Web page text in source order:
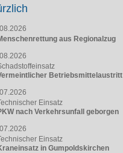
aus Regionalzug
Betriebsmittelaustritt
Einsatz
nach Verkehrsunfall geborgen
Einsatz
in Gumpoldskirchen